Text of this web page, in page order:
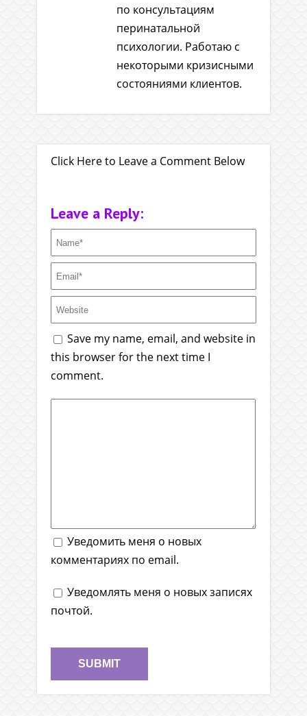
по консультациям
перинатальной
психологии. Работаю с
некоторыми кризисными
состояниями клиентов.
Click Here to Leave a Comment Below
Leave a Reply:
Save my name, email, and website in
this browser for the next time I
comment.
Уведомить меня о новых
комментариях по email.
Уведомлять меня о новых записях
почтой.